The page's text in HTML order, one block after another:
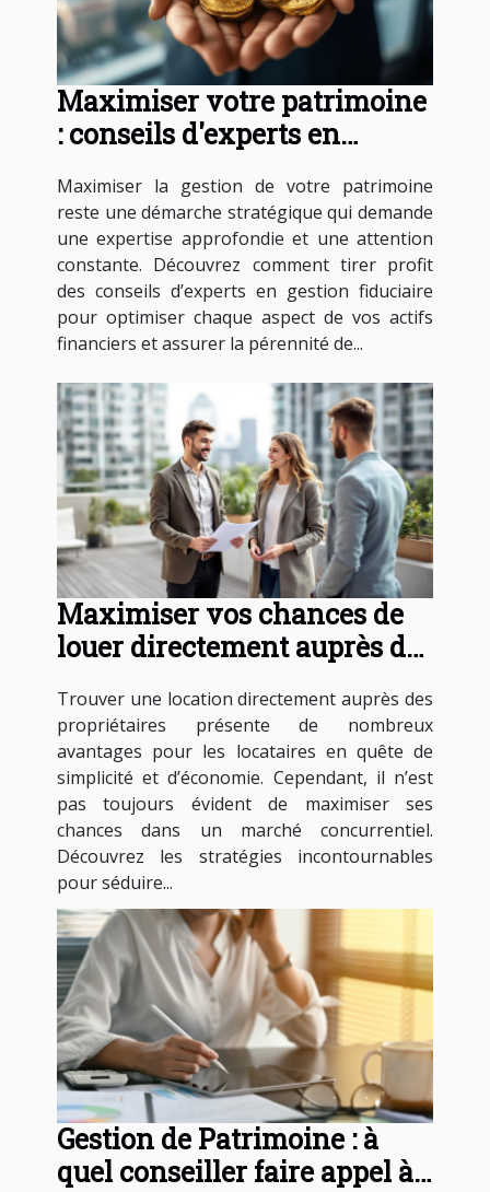
Maximiser votre patrimoine
: conseils d'experts en
Maximiser la gestion de votre patrimoine
reste une démarche stratégique qui demande
une expertise approfondie et une attention
constante. Découvrez comment tirer profit
des conseils d’experts en gestion fiduciaire
pour optimiser chaque aspect de vos actifs
financiers et assurer la pérennité de...
Maximiser vos chances de
louer directement auprès des
Trouver une location directement auprès des
propriétaires présente de nombreux
avantages pour les locataires en quête de
simplicité et d’économie. Cependant, il n’est
pas toujours évident de maximiser ses
chances dans un marché concurrentiel.
Découvrez les stratégies incontournables
pour séduire...
Gestion de Patrimoine : à
quel conseiller faire appel à